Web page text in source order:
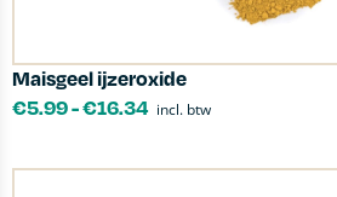
Maisgeel ijzeroxide
€5.99-€16.34 incl. btw